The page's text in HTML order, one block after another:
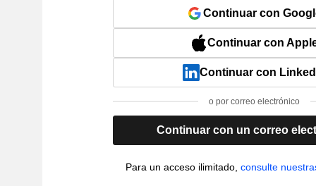
Continuar con
Continuar con
Continuar con
o por correo electrónico
Continuar con un correo
Para un acceso ilimitado, consulte